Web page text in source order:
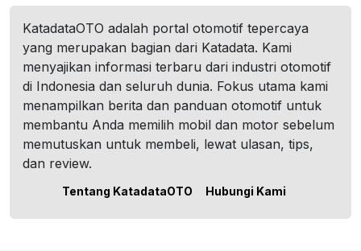
KatadataOTO adalah portal otomotif tepercaya
yang merupakan bagian dari Katadata. Kami
menyajikan informasi terbaru dari industri otomotif
di Indonesia dan seluruh dunia. Fokus utama kami
menampilkan berita dan panduan otomotif untuk
membantu Anda memilih mobil dan motor sebelum
memutuskan untuk membeli, lewat ulasan, tips,
dan review.
Tentang KatadataOTO Hubungi Kami